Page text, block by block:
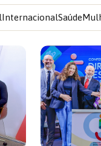
InternacionalSaúde